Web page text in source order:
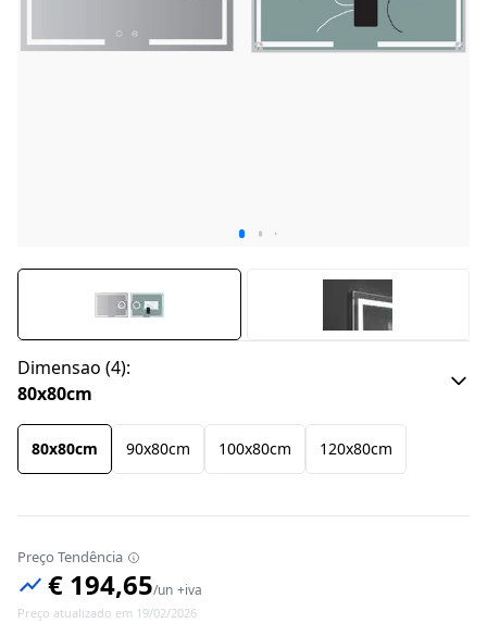
Dimensao (4):
80x80cm
80x80cm 90x80cm 100x80cm 120x80cm
Preço Tendência
€ 194,65/un +iva
Preço atualizado em 19/02/2026